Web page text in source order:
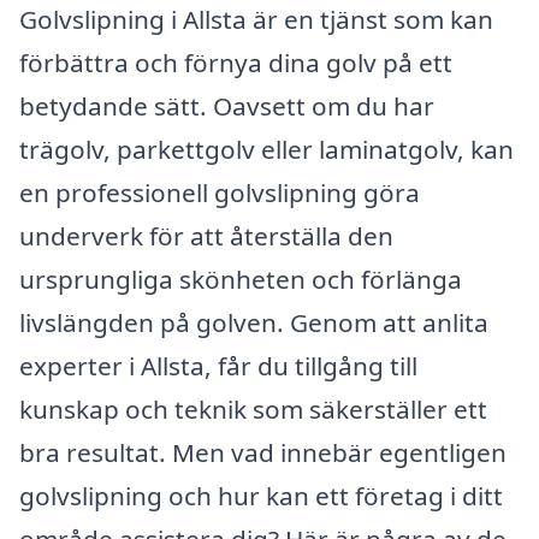
Golvslipning i Allsta är en tjänst som kan
förbättra och förnya dina golv på ett
betydande sätt. Oavsett om du har
trägolv, parkettgolv eller laminatgolv, kan
en professionell golvslipning göra
underverk för att återställa den
ursprungliga skönheten och förlänga
livslängden på golven. Genom att anlita
experter i Allsta, får du tillgång till
kunskap och teknik som säkerställer ett
bra resultat. Men vad innebär egentligen
golvslipning och hur kan ett företag i ditt